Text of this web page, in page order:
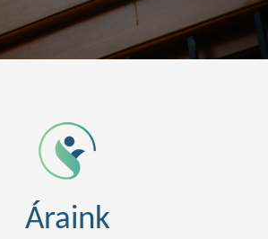
Áraink